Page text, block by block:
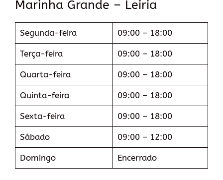
Marinha Grande – Leiria
Segunda-feira 09:00 – 18:00
Terça-feira 09:00 – 18:00
Quarta-feira 09:00 – 18:00
Quinta-feira 09:00 – 18:00
Sexta-feira 09:00 – 18:00
Sábado 09:00 – 12:00
Domingo Encerrado